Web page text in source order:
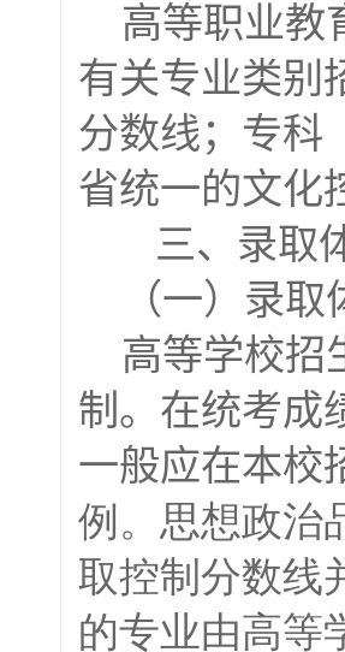
高等职业教
有关专业类别
分数线； 专科
省统一的文化
三、录取
（一）录取
高等学校招
制 。 在统考成
一般应在本校
例。思想政治
取控制分数线
的专业由高等